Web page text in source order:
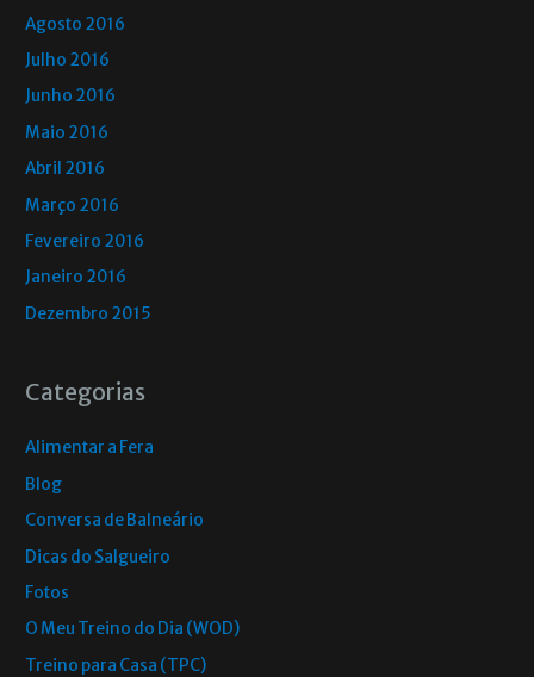
Agosto 2016
Julho 2016
Junho 2016
Maio 2016
Abril 2016
Março 2016
Fevereiro 2016
Janeiro 2016
Dezembro 2015
Categorias
Alimentar a Fera
Blog
Conversa de Balneário
Dicas do Salgueiro
Fotos
O Meu Treino do Dia (WOD)
Treino para Casa (TPC)